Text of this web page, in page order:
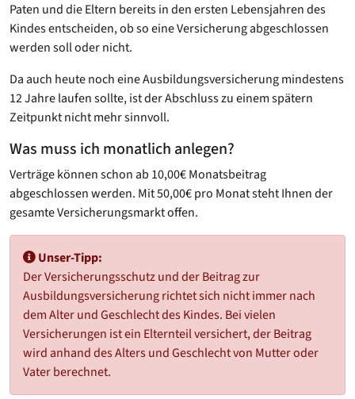
Paten und die Eltern bereits in den ersten Lebensjahren des
Kindes entscheiden, ob so eine Versicherung abgeschlossen
werden soll oder nicht.
Da auch heute noch eine Ausbildungsversicherung mindestens
12 Jahre laufen sollte, ist der Abschluss zu einem spätern
Zeitpunkt nicht mehr sinnvoll.
Was muss ich monatlich anlegen?
Verträge können schon ab 10,00€ Monatsbeitrag
abgeschlossen werden. Mit 50,00€ pro Monat steht Ihnen der
gesamte Versicherungsmarkt offen.
Unser-Tipp:
Der Versicherungsschutz und der Beitrag zur
Ausbildungsversicherung richtet sich nicht immer nach
dem Alter und Geschlecht des Kindes. Bei vielen
Versicherungen ist ein Elternteil versichert, der Beitrag
wird anhand des Alters und Geschlecht von Mutter oder
Vater berechnet.